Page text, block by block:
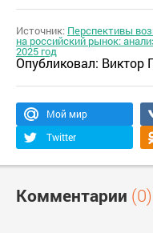
Источник: Перспективы
на российский рынок:
2025 год
Опубликовал: Виктор
Мой мир
Twitter
Комментарии (0)